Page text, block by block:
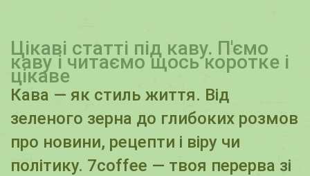
Цікаві статті під каву. П'ємо
каву і читаємо щось коротке і
цікаве
Кава — як стиль життя. Від
зеленого зерна до глибоких розмов
про новини, рецепти і віру чи
політику. 7coffee — твоя перерва зі